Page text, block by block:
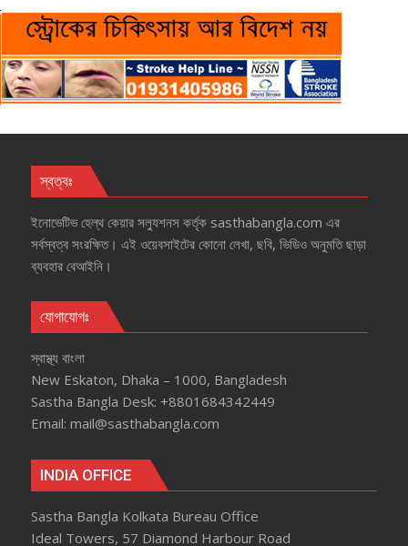
স্বত্বঃ
ইনোভেটিভ হেল্‌থ কেয়ার সল্যুশনস কর্তৃক sasthabangla.com এর
সর্বস্বত্ব সংরক্ষিত। এই ওয়েবসাইটের কোনো লেখা, ছবি, ভিডিও অনুমতি ছাড়া
ব্যবহার বেআইনি।
যোগাযোগঃ
স্বাস্থ্য বাংলা
New Eskaton, Dhaka – 1000, Bangladesh
Sastha Bangla Desk: +8801684342449
Email: mail@sasthabangla.com
INDIA OFFICE
Sastha Bangla Kolkata Bureau Office
Ideal Towers, 57 Diamond Harbour Road